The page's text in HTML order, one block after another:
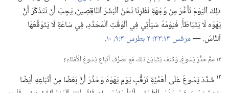
ذلِكَ ٱلْيَوْمَ تَأَخَّرَ مِنْ وُجْهَةِ نَظَرِنَا نَحْنُ ٱلْبَشَرَ ٱلنَّاقِصِينَ،‏ يَجِبُ أَنْ نَتَذَكَّرَ أَنَّ
يَهْوَه لَا يَتَبَاطَأُ.‏ فَيَوْمُهُ سَيَأْتِي فِي ٱلْوَقْتِ ٱلْمُحَدَّدِ،‏ فِي سَاعَةٍ لَا يَتَوَقَّعُهَا
ٱلنَّاسُ.‏ —‏مرقس ١٣:‏٣٣؛‏ ‏.‏
١٢ مِمَّ حَذَّرَ يَسُوعُ،‏ وَكَيْفَ يَتَبَايَنُ ذلِكَ مَعَ تَصَرُّفِ أَتْبَاعِ يَسُوعَ ٱلْأُمَنَاءِ؟‏
١٢ شَدَّدَ يَسُوعُ عَلَى أَهَمِّيَّةِ تَرَقُّبِ يَوْمِ يَهْوَهَ وَحَذَّرَ أَنَّ بَعْضًا مِنْ أَتْبَاعِهِ أَيْضًا